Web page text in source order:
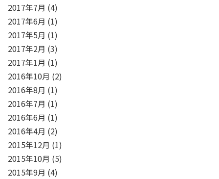
2017年7月 (4)
2017年6月 (1)
2017年5月 (1)
2017年2月 (3)
2017年1月 (1)
2016年10月 (2)
2016年8月 (1)
2016年7月 (1)
2016年6月 (1)
2016年4月 (2)
2015年12月 (1)
2015年10月 (5)
2015年9月 (4)